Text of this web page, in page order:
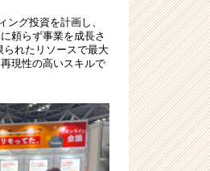
グ投資を計画し、
頼らず事業を成長さ
れたリソースで最大
現性の高いスキルで